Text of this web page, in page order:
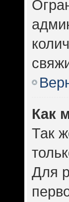
Как
Так
Для